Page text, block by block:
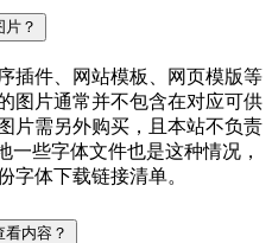
？
插件、网站模板、网页模版等
图片通常并不包含在对应可供
片需另外购买，且本站不负责
一些字体文件也是这种情况，
字体下载链接清单。
内容？